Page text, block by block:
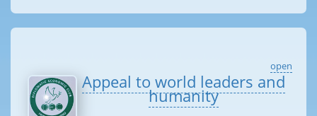
open
Appeal to world leaders and
humanity